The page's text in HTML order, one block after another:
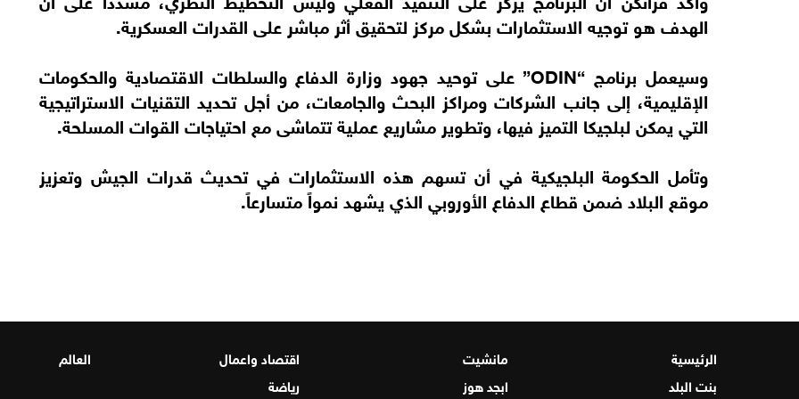
الهدف هو توجيه الاستثمارات بشكل مركز لتحقيق أثر مباشر على القدرات العسكرية.
وسيعمل برنامج “ODIN” على توحيد جهود وزارة الدفاع والسلطات الاقتصادية والحكومات
الإقليمية، إلى جانب الشركات ومراكز البحث والجامعات، من أجل تحديد التقنيات الاستراتيجية
التي يمكن لبلجيكا التميز فيها، وتطوير مشاريع عملية تتماشى مع احتياجات القوات المسلحة.
وتأمل الحكومة البلجيكية في أن تسهم هذه الاستثمارات في تحديث قدرات الجيش وتعزيز
موقع البلاد ضمن قطاع الدفاع الأوروبي الذي يشهد نمواً متسارعاً.
الرئيسية مانشيت اقتصاد واعمال العالم
بنت البلد
ابجد هوز رياضة